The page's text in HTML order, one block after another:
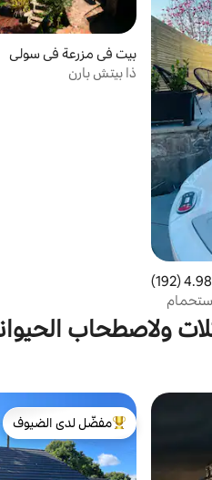
4.98 من 5، 192 مراجعات4.98 (192)
بيت في مزرعة في سولي
ذا بيتش بارن
ولاصطحاب
من أبرز البيوت
مفضّل لدى الضيوف